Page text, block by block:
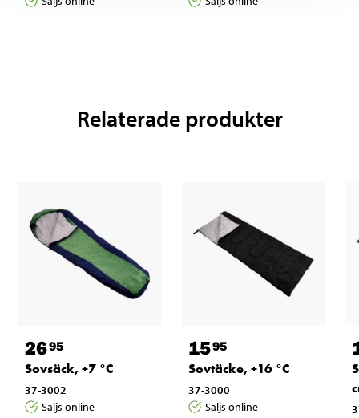
Relaterade produkter
2695
Sovsäck, +7 °C
37-3002
Säljs online
1595
Sovtäcke, +16 °C
37-3000
Säljs online